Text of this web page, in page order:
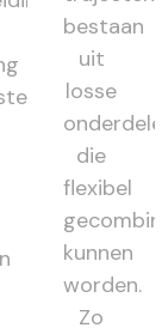
bestaan
uit
losse
die
flexibel
kunnen
worden.
Zo